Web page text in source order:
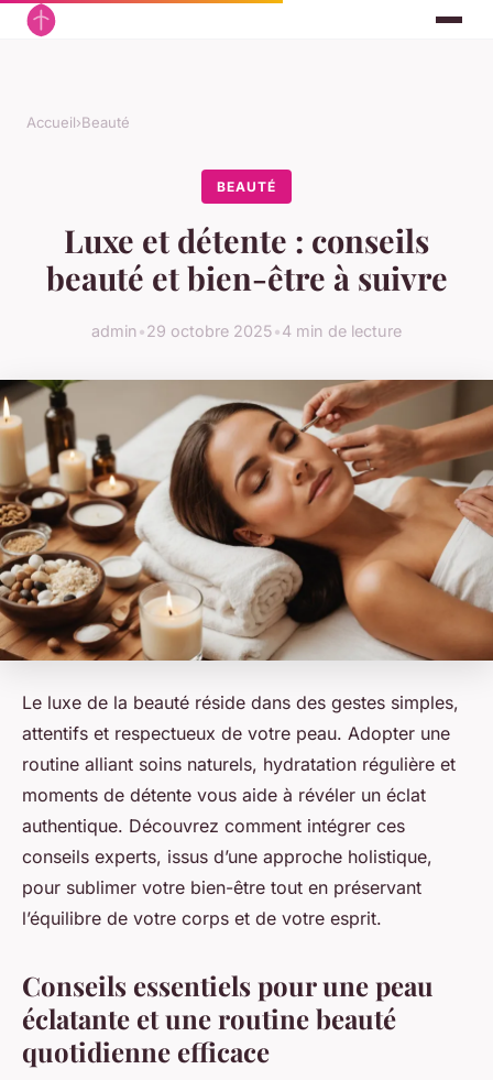
Accueil›Beauté
BEAUTÉ
Luxe et détente : conseils
beauté et bien-être à suivre
admin•29 octobre 2025•4 min de lecture
Le luxe de la beauté réside dans des gestes simples,
attentifs et respectueux de votre peau. Adopter une
routine alliant soins naturels, hydratation régulière et
moments de détente vous aide à révéler un éclat
authentique. Découvrez comment intégrer ces
conseils experts, issus d’une approche holistique,
pour sublimer votre bien-être tout en préservant
l’équilibre de votre corps et de votre esprit.
Conseils essentiels pour une peau
éclatante et une routine beauté
quotidienne efficace